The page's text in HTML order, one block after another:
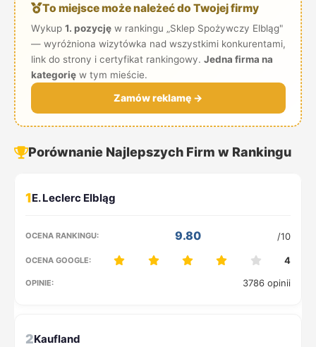
To miejsce może należeć do Twojej firmy
Wykup 1. pozycjęw rankingu „Sklep Spożywczy Elbląg"
— wyróżniona wizytówka nad wszystkimi konkurentami,
link do strony i certyfikat rankingowy. Jedna firma na
kategorięw tym mieście.
Zamów reklamę →
Porównanie Najlepszych Firm w Rankingu
1
9.80 /10
4
3786 opinii
2